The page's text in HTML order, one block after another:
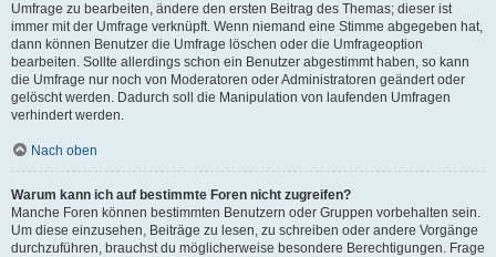
Umfrage zu bearbeiten, ändere den ersten Beitrag des Themas; dieser ist
immer mit der Umfrage verknüpft. Wenn niemand eine Stimme abgegeben hat,
dann können Benutzer die Umfrage löschen oder die Umfrageoption
bearbeiten. Sollte allerdings schon ein Benutzer abgestimmt haben, so kann
die Umfrage nur noch von Moderatoren oder Administratoren geändert oder
gelöscht werden. Dadurch soll die Manipulation von laufenden Umfragen
verhindert werden.
Nach oben
Warum kann ich auf bestimmte Foren nicht zugreifen?
Manche Foren können bestimmten Benutzern oder Gruppen vorbehalten sein.
Um diese einzusehen, Beiträge zu lesen, zu schreiben oder andere Vorgänge
durchzuführen, brauchst du möglicherweise besondere Berechtigungen. Frage